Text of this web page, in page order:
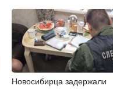
Новосибирца задержали